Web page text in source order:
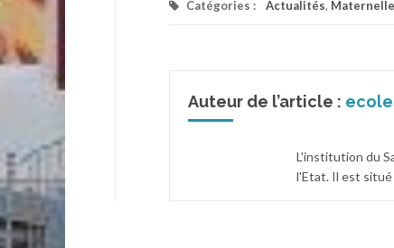
Catégories : Actualités,
Auteur de l’article :
L'institution du
l'Etat. Il est situé